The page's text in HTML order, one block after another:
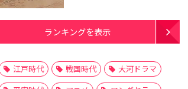
ランキングを表示
江戸時代 戦国時代
大河ドラマ